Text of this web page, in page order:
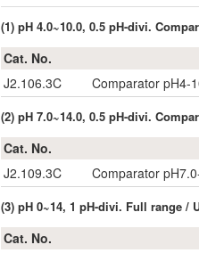
(1) pH 4.0~10.0, 0.5 pH-divi.
Cat. No.
J2.106.3C
Comparator pH4-
(2) pH 7.0~14.0, 0.5 pH-divi.
Cat. No.
J2.109.3C
Comparator
(3) pH 0~14, 1 pH-divi. Full range /
Cat. No.